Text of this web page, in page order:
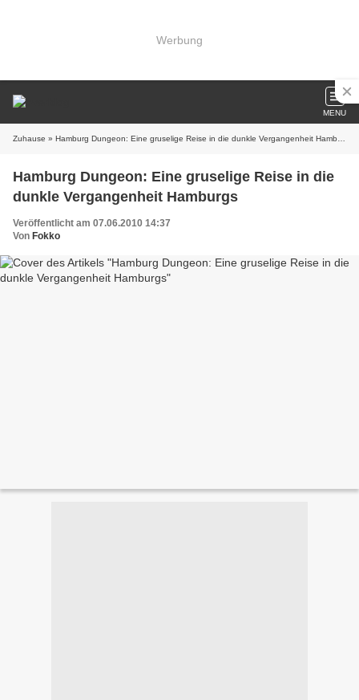
Werbung
MENU
Zuhause » Hamburg Dungeon: Eine gruselige Reise in die dunkle Vergangenheit Hamburgs
Hamburg Dungeon: Eine gruselige Reise in die
dunkle Vergangenheit Hamburgs
Veröffentlicht am 07.06.2010 14:37
Von Fokko